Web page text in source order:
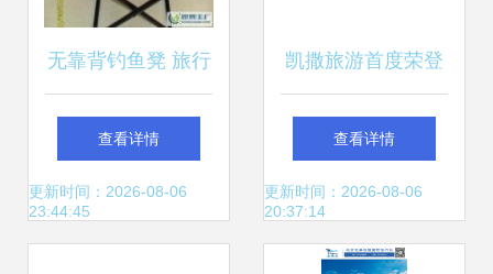
无靠背钓鱼凳 旅行
社热捧的便携神
器，从世博会到休
查看详情
更新时间：2026-08-06
23:44:45
凯撒旅游首度荣登
BrandZ最具价值中
国品牌百强榜，旅
行社行业迎来新标
查看详情
更新时间：2026-08-06
20:37:14